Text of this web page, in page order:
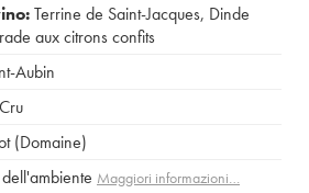
Terrine de Saint-Jacques, Dinde
aux citrons confits
Aubin
(Domaine)
Maggiori informazioni…